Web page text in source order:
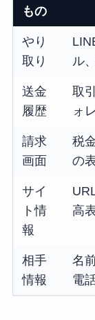
もの
やり
取り
ル
送金
履歴
取
ォ
請求
画面
税
の
サイ
ト情
報
高
相手
情報
名
電